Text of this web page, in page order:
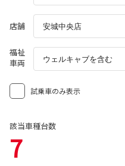
店舗
福祉
車両
試乗車のみ表示
該当車種台数
7